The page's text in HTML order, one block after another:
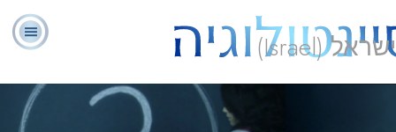
ישראל (Israel)
מהי
סיינטולוגיה?
יועצים
רוחניים
מתנדבים